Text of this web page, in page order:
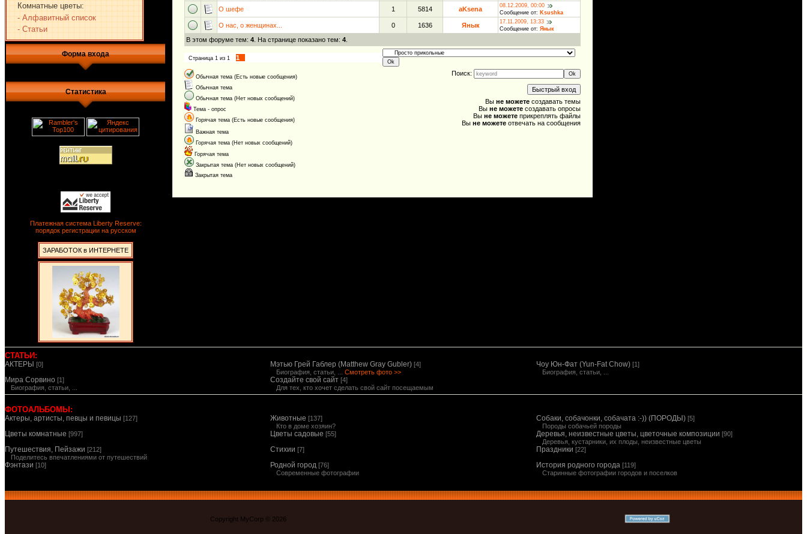
Комнатные цветы:
- Алфавитный список
- Статьи
Форма входа
Статистика
Платежная система Liberty Reserve:
порядок регистрации на русском
ЗАРАБОТОК в ИНТЕРНЕТЕ
О шефе 1 5814 aKsena
08.12.2009, 00:00
Сообщение от: Ksushka
О нас, о женщинах... 0 1636 Янык
17.11.2009, 13:33
Сообщение от: Янык
В этом форуме тем: 4 . На странице показано тем: 4
Страница 1 из 1 1
Обычная тема (Есть новые сообщения)
Обычная тема
Обычная тема (Нет новых сообщений)
Тема - опрос
Горячая тема (Есть новые сообщения)
Важная тема
Горячая тема (Нет новых сообщений)
Горячая тема
Закрытая тема (Нет новых сообщений)
Закрытая тема
Поиск:
Вы не можете создавать темы
Вы не можете создавать опросы
Вы не можете прикреплять файлы
Вы не можете отвечать на сообщения
СТАТЬИ:
АКТЕРЫ [0] Мэтью Грей Габлер (Matthew Gray Gubler) [4]
Биография, статьи, ... Смотреть фото >>
Чоу Юн-Фат (Yun-Fat Chow) [1]
Биография, статьи, ...
Мира Сорвино [1]
Биография, статьи, ...
Создайте свой сайт [4]
Для тех, кто хочет сделать свой сайт посещаемым
ФОТОАЛЬБОМЫ:
Актеры, артисты, певцы и певицы [127] Животные [137]
Кто в доме хозяин?
Собаки, собачонки, собачата :-)) (ПОРОДЫ) [5]
Породы собачьей породы
Цветы комнатные [997] Цветы садовые [55] Деревья, неизвестные цветы, цветочные композиции [90]
Деревья, кустарники, их плоды, неизвестные цветы
Путешествия, Пейзажи [212]
Поделитесь впечатлениями от путешествий
Стихии [7] Праздники [22]
Фэнтази [10] Родной город [76]
Современные фотографии
История родного города [119]
Старинные фотографии городов и поселков
Copyright MyCorp © 2026